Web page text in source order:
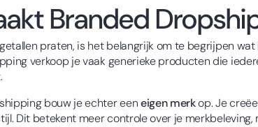
Branded
praten, is het belangrijk om te begrijpen
verkoop je vaak generieke producten die
bouw je echter eeneigen merkop. Je
Dit betekent meer controle over je